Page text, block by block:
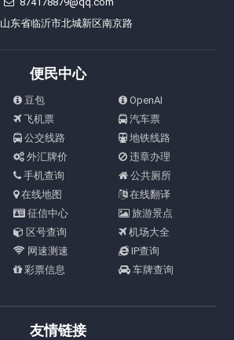
山东省临沂市北城新区南京路
便民中心
豆包
OpenAI
飞机票
汽车票
公交线路
地铁线路
外汇牌价
违章办理
手机查询
公共厕所
在线地图
在线翻译
征信中心
旅游景点
区号查询
机场大全
网速测速
IP查询
彩票信息 车牌查询
友情链接